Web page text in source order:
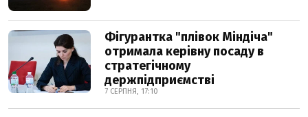
Фігурантка "плівок Міндіча"
отримала керівну посаду в
стратегічному
держпідприємстві
7 СЕРПНЯ, 17:10